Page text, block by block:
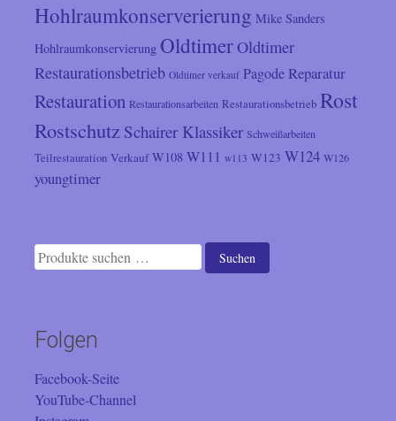
Hohlraumkonserverierung Mike Sanders
Hohlraumkonservierung OldtimerOldtimer
Restaurationsbetrieb Oldtimer verkauf PagodeReparatur
Restauration Restaurationsarbeiten Restaurationsbetrieb Rost
Rostschutz Schairer Klassiker Schweißarbeiten
Teilrestauration Verkauf W108 W111 w113 W123 W124 W126
youngtimer
Suchen
nach:
Suchen
Folgen
Facebook-Seite
YouTube-Channel